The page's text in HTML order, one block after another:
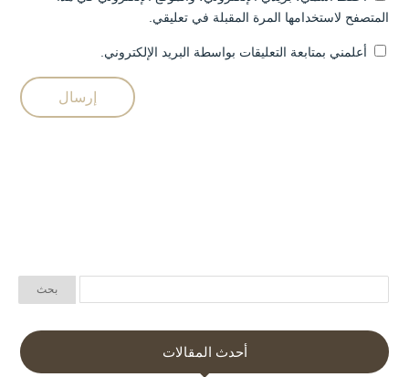
المتصفح لاستخدامها المرة المقبلة في تعليقي.
أعلمني بمتابعة التعليقات بواسطة البريد الإلكتروني.
أحدث المقالات